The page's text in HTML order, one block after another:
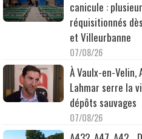
canicule :
réquisitionnés
et Villeurbanne
07/08/26
À Vaulx-en-Velin,
Lahmar serre la
dépôts sauvages
07/08/26